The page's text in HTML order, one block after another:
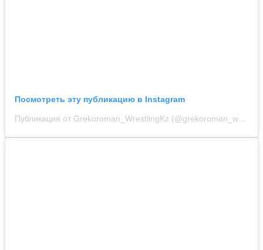
Посмотреть эту публикацию в Instagram
Публикация от Grekoroman_WrestlingKz (@grekoroman_wrestlingkz)